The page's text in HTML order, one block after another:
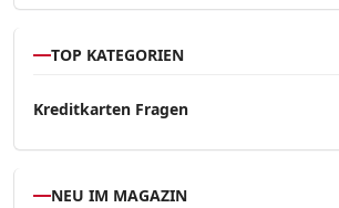
TOP KATEGORIEN
Kreditkarten Fragen
NEU IM MAGAZIN